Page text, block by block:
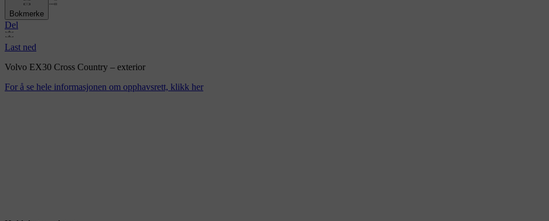
Bokmerke
Del
Last ned
Volvo EX30 Cross Country – exterior
For å se hele informasjonen om opphavsrett, klikk her